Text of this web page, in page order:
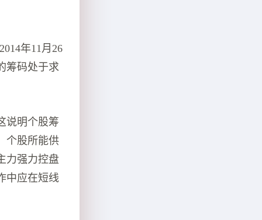
年11月26
筹码处于求
说明个股筹
个股所能供
力强力控盘
中应在短线